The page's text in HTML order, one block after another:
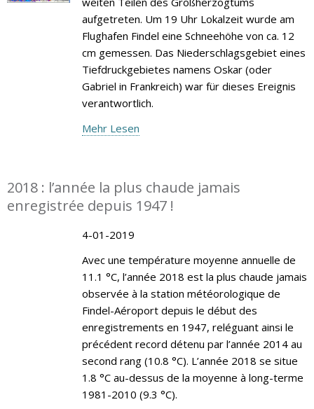
aufgetreten. Um 19 Uhr Lokalzeit wurde am
Flughafen Findel eine Schneehöhe von ca. 12
cm gemessen. Das Niederschlagsgebiet eines
Tiefdruckgebietes namens Oskar (oder
Gabriel in Frankreich) war für dieses Ereignis
verantwortlich.
Mehr Lesen
2018 : l’année la plus chaude jamais
enregistrée depuis 1947 !
4-01-2019
Avec une température moyenne annuelle de
11.1 °C, l’année 2018 est la plus chaude jamais
observée à la station météorologique de
Findel-Aéroport depuis le début des
enregistrements en 1947, reléguant ainsi le
précédent record détenu par l’année 2014 au
second rang (10.8 °C). L’année 2018 se situe
1.8 °C au-dessus de la moyenne à long-terme
1981-2010 (9.3 °C).